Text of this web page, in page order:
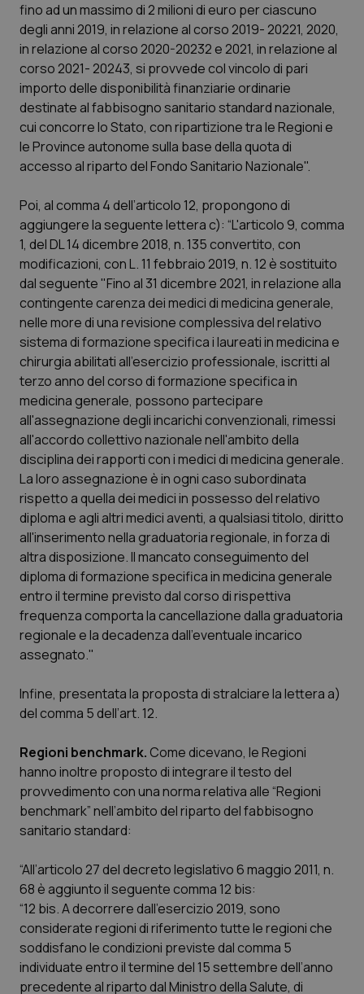
Provincia Autonoma di Trento
Puglia
Sardegna
Sicilia
Umbria
Valle D’Aosta
Veneto
Ipertensione & Scompenso
Malattie rare
Malattia di Crohn & Rettocolite Ulcerosa
Neuroscienze & patologie neurodegenerative
Oftalmologia
Oncodermatologia
Oncoematologia
Oncologia & Nutrizione
Psoriasi & pelle
Quotidiano Cardiologia
Quotidiano Chirurgia
Quotidiano Oncologia
Quotidiano Pediatria
Rene & patologie urogenitali
Salute orale & impianti
Sangue & coagulazione
Tumore al seno
Tumore ovarico
Tumori del Polmone & Testa Collo
Tumori gastrointestinali
Ulcera & Reflusso
Vaccini
fino ad un massimo di 2 milioni di euro per ciascuno
degli anni 2019, in relazione al corso 2019- 20221, 2020,
in relazione al corso 2020-20232 e 2021, in relazione al
corso 2021- 20243, si provvede col vincolo di pari
importo delle disponibilità finanziarie ordinarie
destinate al fabbisogno sanitario standard nazionale,
cui concorre lo Stato, con ripartizione tra le Regioni e
le Province autonome sulla base della quota di
accesso al riparto del Fondo Sanitario Nazionale".
Poi, al comma 4 dell’articolo 12, propongono di
aggiungere la seguente lettera c): “L'articolo 9, comma
1, del DL 14 dicembre 2018, n. 135 convertito, con
modificazioni, con L. 11 febbraio 2019, n. 12 è sostituito
dal seguente "Fino al 31 dicembre 2021, in relazione alla
contingente carenza dei medici di medicina generale,
nelle more di una revisione complessiva del relativo
sistema di formazione specifica i laureati in medicina e
chirurgia abilitati all'esercizio professionale, iscritti al
terzo anno del corso di formazione specifica in
medicina generale, possono partecipare
all'assegnazione degli incarichi convenzionali, rimessi
all'accordo collettivo nazionale nell'ambito della
disciplina dei rapporti con i medici di medicina generale.
La loro assegnazione è in ogni caso subordinata
rispetto a quella dei medici in possesso del relativo
diploma e agli altri medici aventi, a qualsiasi titolo, diritto
all'inserimento nella graduatoria regionale, in forza di
altra disposizione. Il mancato conseguimento del
diploma di formazione specifica in medicina generale
entro il termine previsto dal corso di rispettiva
frequenza comporta la cancellazione dalla graduatoria
regionale e la decadenza dall'eventuale incarico
assegnato."
Infine, presentata la proposta di stralciare la lettera a)
del comma 5 dell’art. 12.
Regioni benchmark. Come dicevano, le Regioni
hanno inoltre proposto di integrare il testo del
provvedimento con una norma relativa alle “Regioni
benchmark” nell’ambito del riparto del fabbisogno
sanitario standard:
“All’articolo 27 del decreto legislativo 6 maggio 2011, n.
68 è aggiunto il seguente comma 12 bis:
“12 bis. A decorrere dall’esercizio 2019, sono
considerate regioni di riferimento tutte le regioni che
soddisfano le condizioni previste dal comma 5
individuate entro il termine del 15 settembre dell’anno
precedente al riparto dal Ministro della Salute, di